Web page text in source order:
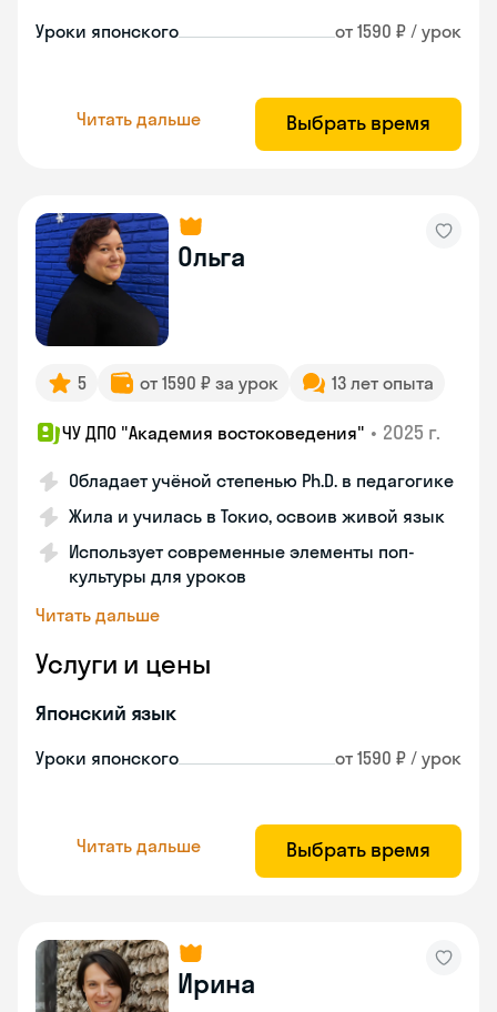
Уроки японского от 1590 ₽ / урок
Читать дальше Выбрать время
Ольга
5 от 1590 ₽ за урок 13 лет опыта
ЧУ ДПО "Академия востоковедения" • 2025 г.
Обладает учёной степенью Ph.D. в педагогике
Жила и училась в Токио, освоив живой язык
Использует современные элементы поп-
культуры для уроков
Читать дальше
Услуги и цены
Японский язык
Уроки японского от 1590 ₽ / урок
Читать дальше Выбрать время
Ирина